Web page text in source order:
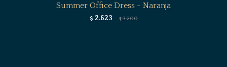
Summer Office Dress - Naranja
$ 2.623 $ 3.200